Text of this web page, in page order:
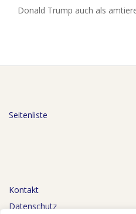
Donald Trump auch als
Seitenliste
Kontakt
Datenschutz